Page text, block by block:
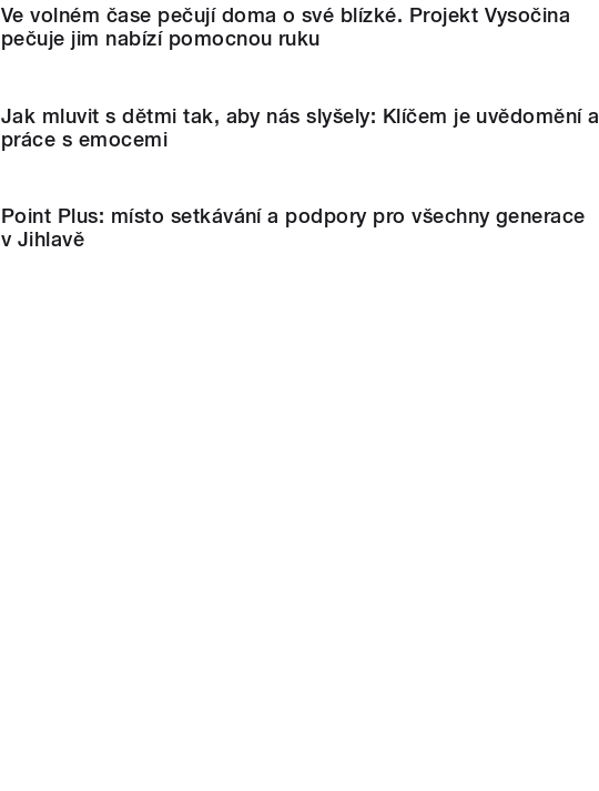
Ve volném čase pečují doma o své blízké. Projekt Vysočina
pečuje jim nabízí pomocnou ruku
Jak mluvit s dětmi tak, aby nás slyšely: Klíčem je uvědomění a
práce s emocemi
Point Plus: místo setkávání a podpory pro všechny generace
v Jihlavě